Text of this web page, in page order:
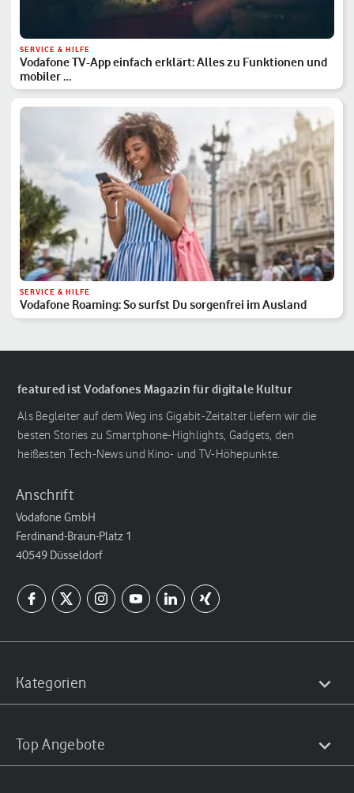
SERVICE & HILFE
Vodafone TV-App einfach erklärt: Alles zu Funktionen und
mobiler …
SERVICE & HILFE
Vodafone Roaming: So surfst Du sorgenfrei im Ausland
featured ist Vodafones Magazin für digitale Kultur
Als Begleiter auf dem Weg ins Gigabit-Zeitalter liefern wir die
besten Stories zu Smartphone-Highlights, Gadgets, den
heißesten Tech-News und Kino- und TV-Höhepunkte.
Anschrift
Vodafone GmbH
Ferdinand-Braun-Platz 1
40549 Düsseldorf
Kategorien
Top Angebote